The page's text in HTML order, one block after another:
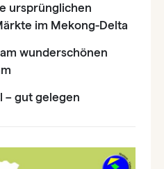
ursprünglichen
im Mekong-Delta
wunderschönen
– gut gelegen